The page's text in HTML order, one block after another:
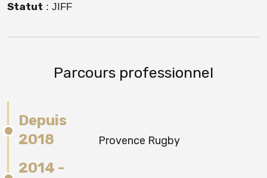
Statut : JIFF
Parcours professionnel
Depuis
2018
Provence Rugby
2014 -